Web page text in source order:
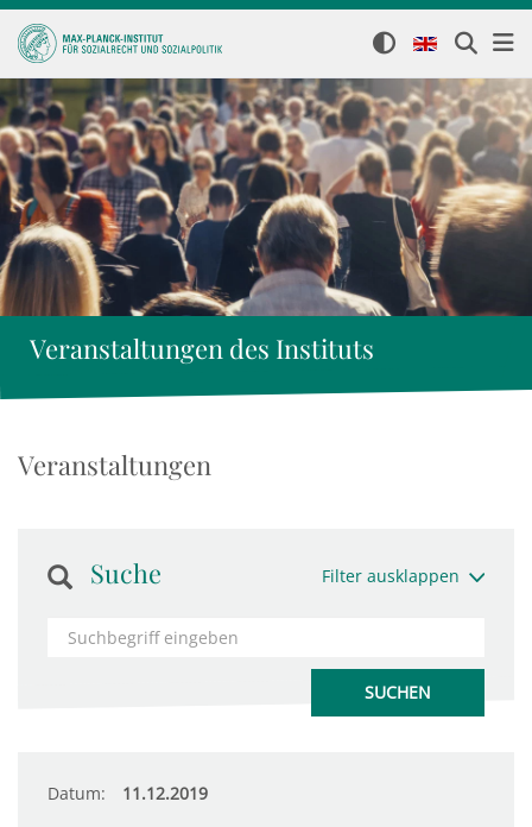
Veranstaltungen des Instituts
Veranstaltungen
Suche Filter ausklappen
Datum: 11.12.2019